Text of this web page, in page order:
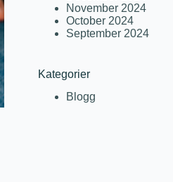
November 2024
October 2024
September 2024
Kategorier
Blogg